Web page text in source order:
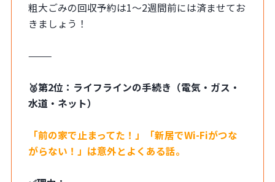
粗大ごみの回収予約は1～2週間前には済ませてお
きましょう！
⸻
🥈第2位：ライフラインの手続き（電気・ガス・
水道・ネット）
「前の家で止まってた！」「新居でWi-Fiがつな
がらない！」は意外とよくある話。